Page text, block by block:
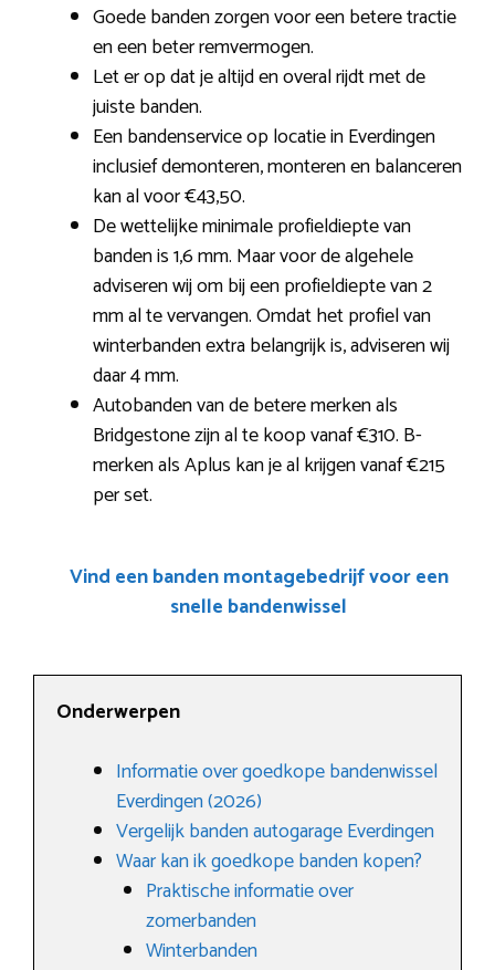
Goede banden zorgen voor een betere tractie
en een beter remvermogen.
Let er op dat je altijd en overal rijdt met de
juiste banden.
Een bandenservice op locatie in Everdingen
inclusief demonteren, monteren en balanceren
kan al voor €43,50.
De wettelijke minimale profieldiepte van
banden is 1,6 mm. Maar voor de algehele
adviseren wij om bij een profieldiepte van 2
mm al te vervangen. Omdat het profiel van
winterbanden extra belangrijk is, adviseren wij
daar 4 mm.
Autobanden van de betere merken als
Bridgestone zijn al te koop vanaf €310. B-
merken als Aplus kan je al krijgen vanaf €215
per set.
Vind een banden montagebedrijf voor een
snelle bandenwissel
Onderwerpen
Informatie over goedkope bandenwissel
Everdingen (2026)
Vergelijk banden autogarage Everdingen
Waar kan ik goedkope banden kopen?
Praktische informatie over
zomerbanden
Winterbanden